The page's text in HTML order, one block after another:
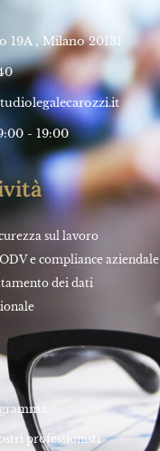
19A , Milano 20131
- 19:00
sul lavoro
e compliance aziendale
dei dati
professionisti